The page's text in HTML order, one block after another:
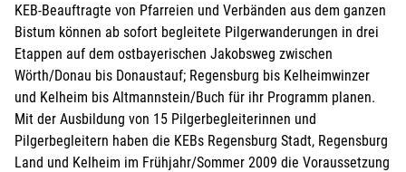
KEB-Beauftragte von Pfarreien und Verbänden aus dem ganzen
Bistum können ab sofort begleitete Pilgerwanderungen in drei
Etappen auf dem ostbayerischen Jakobsweg zwischen
Wörth/Donau bis Donaustauf; Regensburg bis Kelheimwinzer
und Kelheim bis Altmannstein/Buch für ihr Programm planen.
Mit der Ausbildung von 15 Pilgerbegleiterinnen und
Pilgerbegleitern haben die KEBs Regensburg Stadt, Regensburg
Land und Kelheim im Frühjahr/Sommer 2009 die Voraussetzung